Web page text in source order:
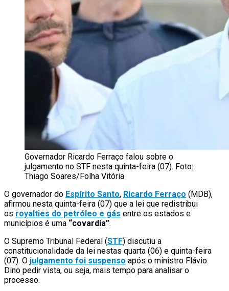
Governador Ricardo Ferraço falou sobre o
julgamento no STF nesta quinta-feira (07). Foto:
Thiago Soares/Folha Vitória
O governador do Espírito Santo, Ricardo Ferraço (MDB),
afirmou nesta quinta-feira (07) que a lei que redistribui
os royalties do petróleo e gás entre os estados e
municípios é uma “covardia”.
O Supremo Tribunal Federal (STF) discutiu a
constitucionalidade da lei nestas quarta (06) e quinta-feira
(07). O julgamento foi suspenso após o ministro Flávio
Dino pedir vista, ou seja, mais tempo para analisar o
processo.